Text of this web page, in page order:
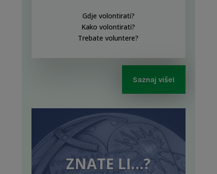
Gdje volontirati?
Kako volontirati?
Trebate voluntere?
Saznaj više!
ZNATE LI…?